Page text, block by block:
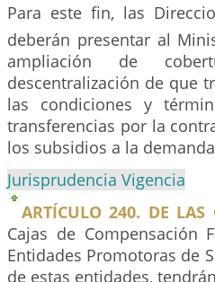
Para este fin, las
deberán presentar al
ampliación de
descentralización de que
las condiciones y
transferencias por la
los subsidios a la
Jurisprudencia Vigencia
ARTÍCULO 240. DE LAS
Cajas de Compensación
Entidades Promotoras de
de estas entidades,